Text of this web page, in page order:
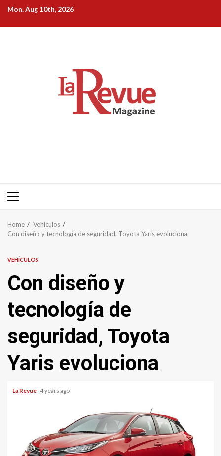
Skip
content
Mon. Aug 10th, 2026
Primary
Home
Vehículos
Con diseño y tecnología de seguridad, Toyota Yaris evoluciona
VEHÍCULOS
Con diseño y
tecnología de
seguridad, Toyota
Yaris evoluciona
La Revue 4 years ago